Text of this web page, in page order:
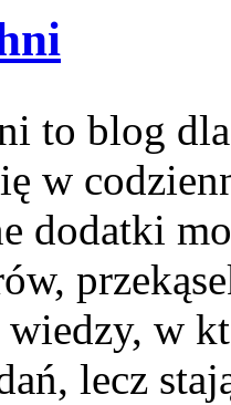
to blog
w
dodatki
w
lecz